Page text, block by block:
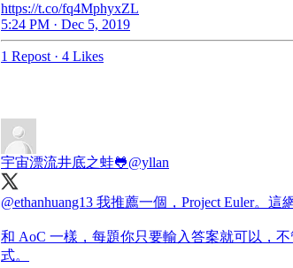
https://t.co/fq4MphyxZL
5:24 PM · Dec 5, 2019
1 Repost · 4 Likes
宇宙漂流井底之蛙🐸@yllan
@ethanhuang13 我推薦一個，Project Euler。這
和 AoC 一樣，每題你只要輸入答案就可以，
式。